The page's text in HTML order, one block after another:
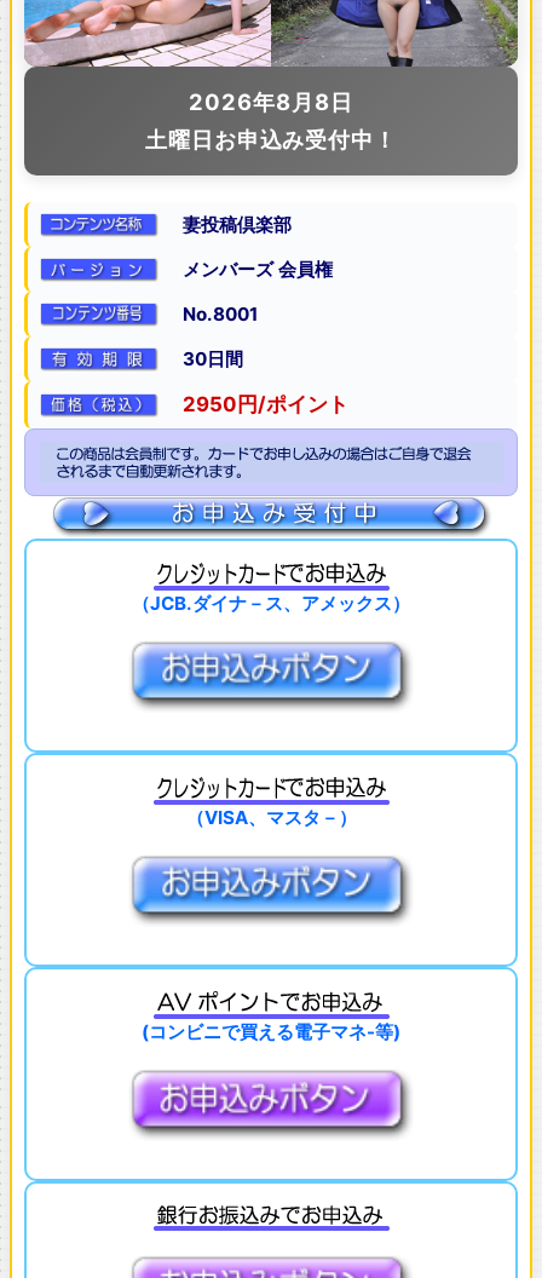
2026年8月8日
土曜日お申込み受付中！
妻投稿倶楽部
メンバーズ 会員権
No.8001
30日間
2950円/ポイント
（JCB.ダイナ－ス、アメックス）
（VISA、マスタ－）
(コンビニで買える電子マネ-等)